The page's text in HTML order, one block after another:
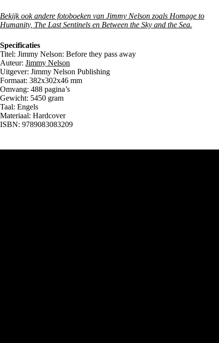
Bekijk ook andere fotoboeken van Jimmy Nelson zoals Homage to
Humanity, The Last Sentinels en Between the Sky and the Sea.
Specificaties
Titel: Jimmy Nelson: Before they pass away
Auteur: Jimmy Nelson
Uitgever: Jimmy Nelson Publishing
Formaat: 382x302x46 mm
Omvang: 488 pagina’s
Gewicht: 5450 gram
Taal: Engels
Materiaal: Hardcover
ISBN: 9789083083209